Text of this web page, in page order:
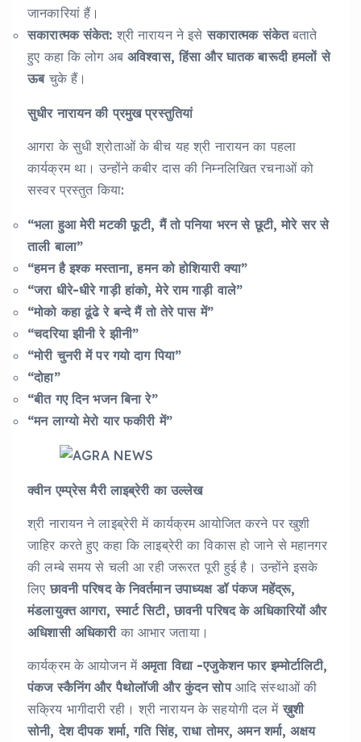
जानकारियां हैं।
सकारात्मक संकेत: श्री नारायन ने इसेसकारात्मक संकेतबताते
हुए कहा कि लोग अबअविश्वास, हिंसा और घातक बारूदी हमलों से
ऊबचुके हैं।
सुधीर नारायन की प्रमुख प्रस्तुतियां
आगरा के सुधी श्रोताओं के बीच यह श्री नारायन का पहला
कार्यक्रम था। उन्होंने कबीर दास की निम्नलिखित रचनाओं को
सस्वर प्रस्तुत किया:
“भला हुआ मेरी मटकी फूटी, मैं तो पनिया भरन से छूटी, मोरे सर से
ताली बाला”
“हमन है इश्क मस्ताना, हमन को होशियारी क्या”
“जरा धीरे-धीरे गाड़ी हांको, मेरे राम गाड़ी वाले”
“मोको कहा ढूंढे रे बन्दे मैं तो तेरे पास में”
“चदरिया झीनी रे झीनी”
“मोरी चुनरी में पर गयो दाग पिया”
“दोहा”
“बीत गए दिन भजन बिना रे”
“मन लाग्यो मेरो यार फकीरी में”
क्वीन एम्प्रेस मैरी लाइब्रेरी का उल्लेख
श्री नारायन ने लाइब्रेरी में कार्यक्रम आयोजित करने पर खुशी
जाहिर करते हुए कहा कि लाइब्रेरी का विकास हो जाने से महानगर
की लम्बे समय से चली आ रही जरूरत पूरी हुई है। उन्होंने इसके
लिएछावनी परिषद के निवर्तमान उपाध्यक्ष डॉ पंकज महेंद्रू,
मंडलायुक्त आगरा, स्मार्ट सिटी, छावनी परिषद के अधिकारियों और
अधिशासी अधिकारीका आभार जताया।
कार्यक्रम के आयोजन मेंअमृता विद्या -एजुकेशन फार इम्मोर्टालिटी,
पंकज स्कैनिंग और पैथोलॉजी और कुंदन सोपआदि संस्थाओं की
सक्रिय भागीदारी रही। श्री नारायन के सहयोगी दल मेंख़ुशी
सोनी, देश दीपक शर्मा, गति सिंह, राधा तोमर, अमन शर्मा, अक्षय